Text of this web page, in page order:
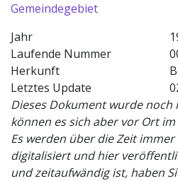
Gemeindegebiet
Jahr
Laufende Nummer
Herkunft
Letztes Update
Dieses Dokument wurde noch
können es sich aber vor Ort
Es werden über die Zeit
digitalisiert und hier
und zeitaufwändig ist, haben